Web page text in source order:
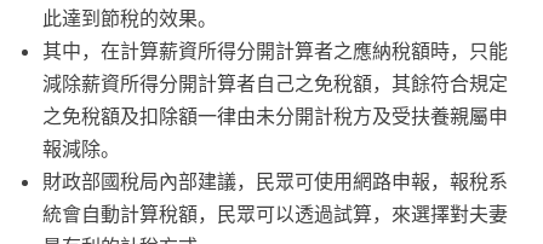
此達到節稅的效果。
其中，在計算薪資所得分開計算者之應納稅額時，只能
減除薪資所得分開計算者自己之免稅額，其餘符合規定
之免稅額及扣除額一律由未分開計稅方及受扶養親屬申
報減除。
財政部國稅局內部建議，民眾可使用網路申報，報稅系
統會自動計算稅額，民眾可以透過試算，來選擇對夫妻